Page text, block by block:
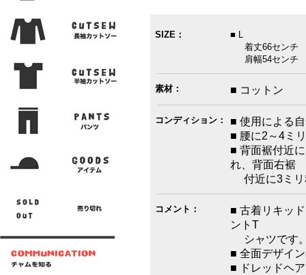
SIZE：
■ L
着丈66センチ
肩幅54センチ
素材： ■ コットン
コンディション：
■ 使用による
■ 腰に2～4ミ
■ 背面裾付近
れ、背面右裾
付近に3ミリ
コメント：
■ 古着リキッ
ントT
シャツです
■ 全面デザイ
■ ドレッドヘ